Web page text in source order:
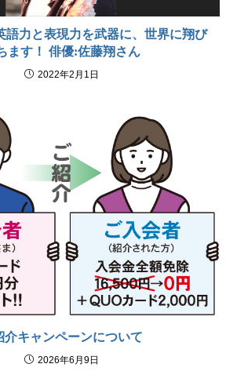
語力と表現力を武器に、世界に翔び
ます！ 俳優:佐藤翔さん
2022年2月1日
介キャンペーンについて
2026年6月9日